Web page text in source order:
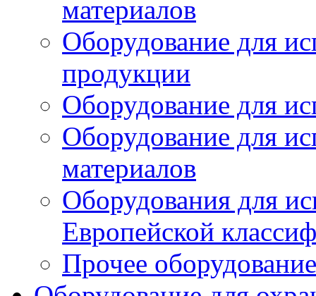
материалов
Оборудование для
продукции
Оборудование для
Оборудование для
материалов
Оборудования для
Европейской
Прочее оборудование